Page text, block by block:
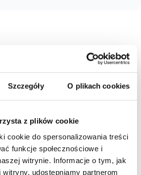
Szczegóły O plikach cookies
z plików cookie
cookie do spersonalizowania treści
funkcje społecznościowe i
witrynie. Informacje o tym, jak
udostępniamy partnerom
o pojemności 300 ml ze
sublimacji.
również